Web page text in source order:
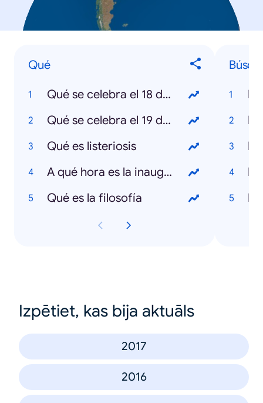
Qué
Qué se celebra el 18 de julio
Qué se celebra el 19 de abril
Qué es listeriosis
A qué hora es la inauguración del Mundial
Qué es la filosofía
Izpētiet, kas bija aktuāls
2017
2016